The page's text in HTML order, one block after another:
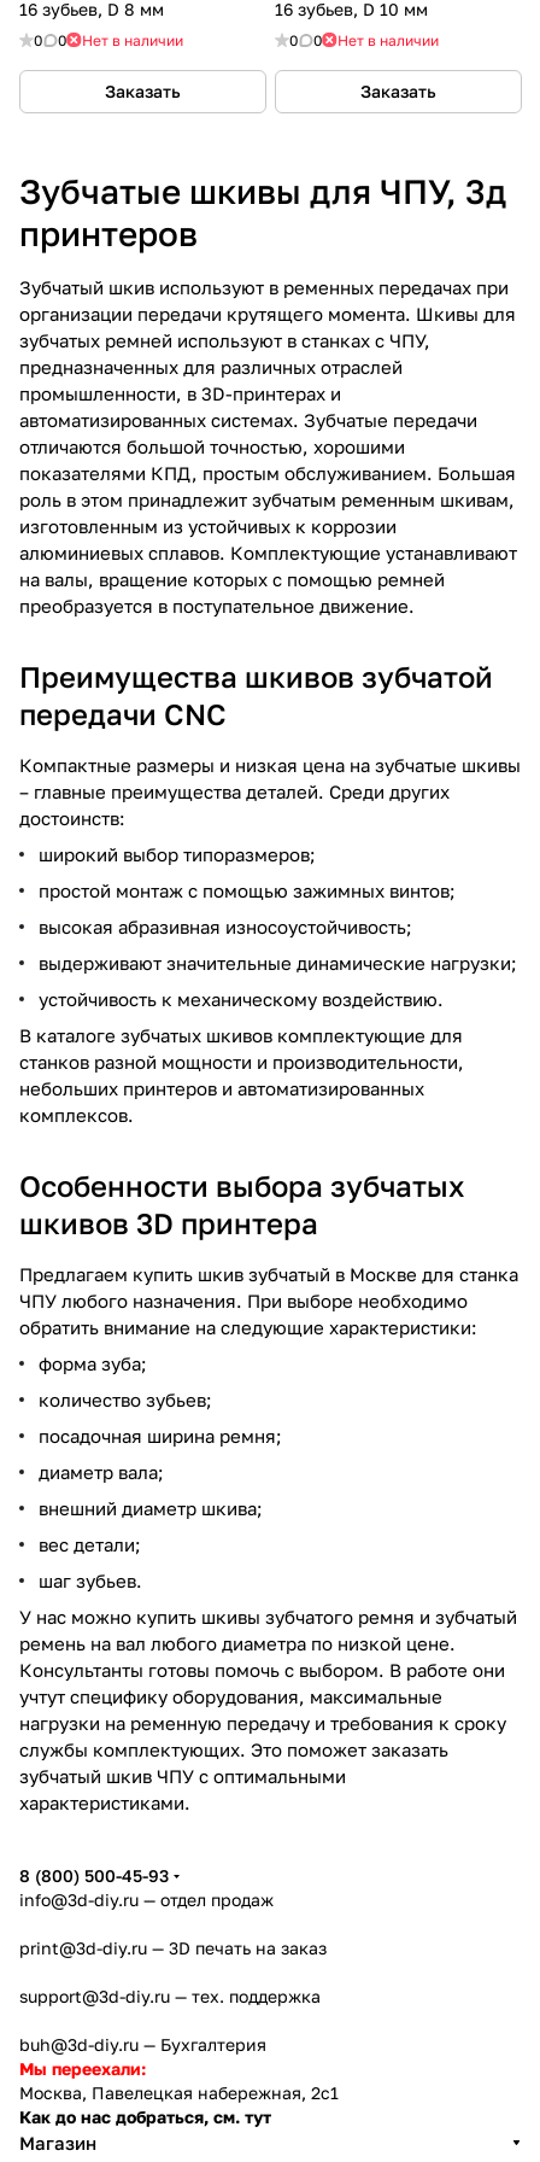
16 зубьев, D 8 мм
0 0 Нет в наличии
Заказать
16 зубьев, D 10 мм
0 0 Нет в наличии
Заказать
Зубчатые шкивы для ЧПУ, 3д
принтеров
Зубчатый шкив используют в ременных передачах при
организации передачи крутящего момента. Шкивы для
зубчатых ремней используют в станках с ЧПУ,
предназначенных для различных отраслей
промышленности, в 3D-принтерах и
автоматизированных системах. Зубчатые передачи
отличаются большой точностью, хорошими
показателями КПД, простым обслуживанием. Большая
роль в этом принадлежит зубчатым ременным шкивам,
изготовленным из устойчивых к коррозии
алюминиевых сплавов. Комплектующие устанавливают
на валы, вращение которых с помощью ремней
преобразуется в поступательное движение.
Преимущества шкивов зубчатой
передачи CNC
Компактные размеры и низкая цена на зубчатые шкивы
– главные преимущества деталей. Среди других
достоинств:
широкий выбор типоразмеров;
простой монтаж с помощью зажимных винтов;
высокая абразивная износоустойчивость;
выдерживают значительные динамические нагрузки;
устойчивость к механическому воздействию.
В каталоге зубчатых шкивов комплектующие для
станков разной мощности и производительности,
небольших принтеров и автоматизированных
комплексов.
Особенности выбора зубчатых
шкивов 3D принтера
Предлагаем купить шкив зубчатый в Москве для станка
ЧПУ любого назначения. При выборе необходимо
обратить внимание на следующие характеристики:
форма зуба;
количество зубьев;
посадочная ширина ремня;
диаметр вала;
внешний диаметр шкива;
вес детали;
шаг зубьев.
У нас можно купить шкивы зубчатого ремня и зубчатый
ремень на вал любого диаметра по низкой цене.
Консультанты готовы помочь с выбором. В работе они
учтут специфику оборудования, максимальные
нагрузки на ременную передачу и требования к сроку
службы комплектующих. Это поможет заказать
зубчатый шкив ЧПУ с оптимальными
характеристиками.
8 (800) 500-45-93
info@3d-diy.ru — отдел продаж
print@3d-diy.ru — 3D печать на заказ
support@3d-diy.ru — тех. поддержка
buh@3d-diy.ru — Бухгалтерия
Мы переехали:
Москва, Павелецкая набережная, 2с1
Как до нас добраться, см. тут
Магазин